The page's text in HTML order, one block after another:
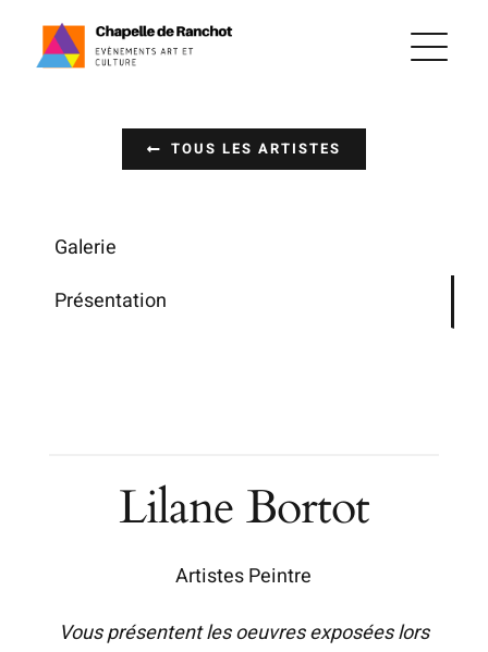
Lilane Bortot
Artistes Peintre
Vous présentent les oeuvres exposées lors
TOUS LES ARTISTES
Galerie
Présentation